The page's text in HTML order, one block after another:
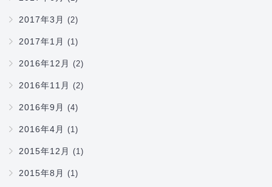
2017年3月 (2)
2017年1月 (1)
2016年12月 (2)
2016年11月 (2)
2016年9月 (4)
2016年4月 (1)
2015年12月 (1)
2015年8月 (1)